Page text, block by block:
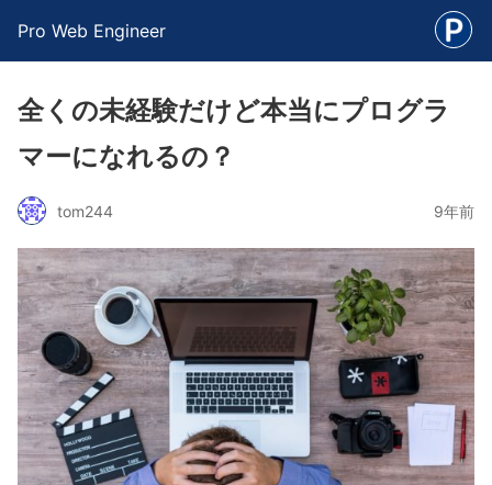
Pro Web Engineer
全くの未経験だけど本当にプログラ
マーになれるの？
tom244 9年前